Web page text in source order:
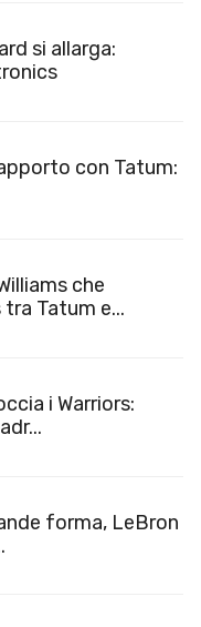
si allarga:
con Tatum:
che
Tatum e...
i Warriors:
forma, LeBron